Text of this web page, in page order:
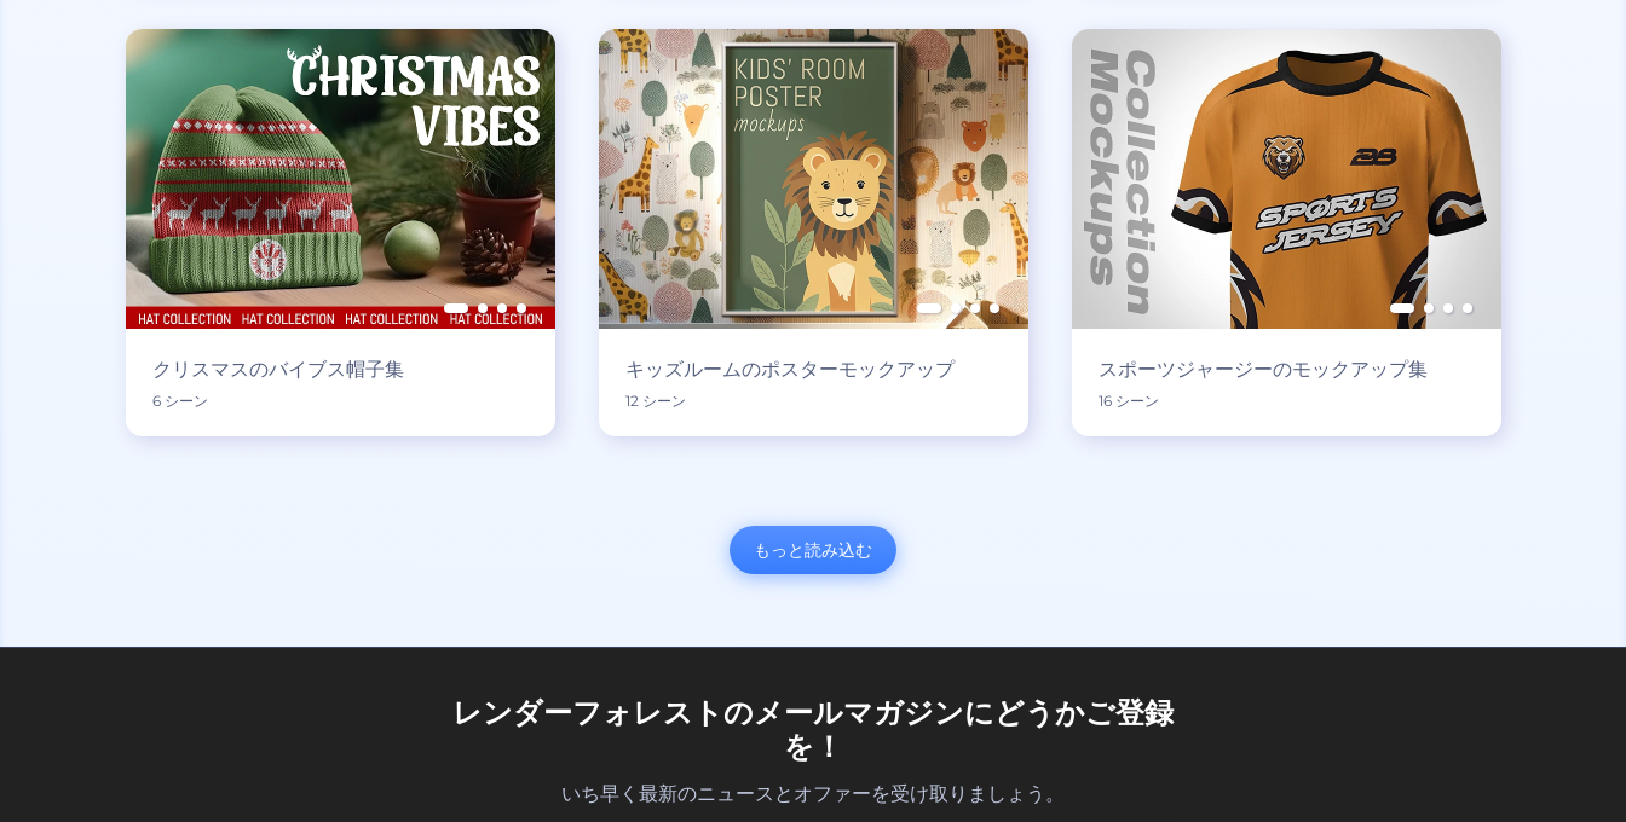
クリスマスのバイブス帽子集
6 シーン
キッズルームのポスターモックアップ
12 シーン
スポーツジャージーのモックアップ集
16 シーン
もっと読み込む
レンダーフォレストのメールマガジンにどうかご登録
を！
いち早く最新のニュースとオファーを受け取りましょう。